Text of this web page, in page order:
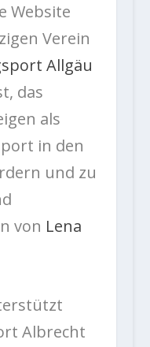
Website
Verein
Allgäu
das
als
in den
und zu
von Lena
Albrecht